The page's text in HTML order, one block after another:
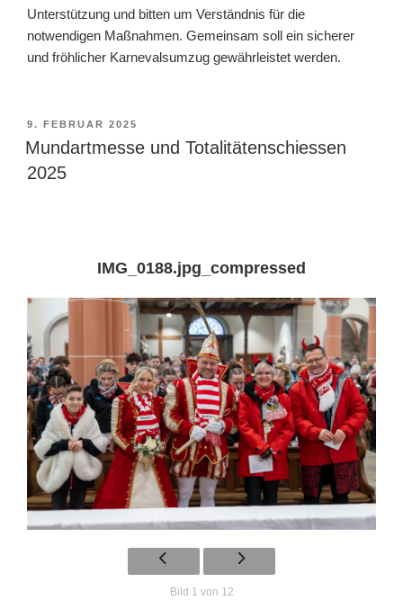
Unterstützung und bitten um Verständnis für die
notwendigen Maßnahmen. Gemeinsam soll ein sicherer
und fröhlicher Karnevalsumzug gewährleistet werden.
VERÖFFENTLICHT
AM
9. FEBRUAR 2025
Mundartmesse und Totalitätenschiessen
2025
IMG_0188.jpg_compressed
Bild 1 von 12